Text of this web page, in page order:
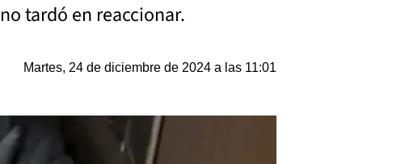
tardó en reaccionar.
Martes, 24 de diciembre de 2024 a las 11:01